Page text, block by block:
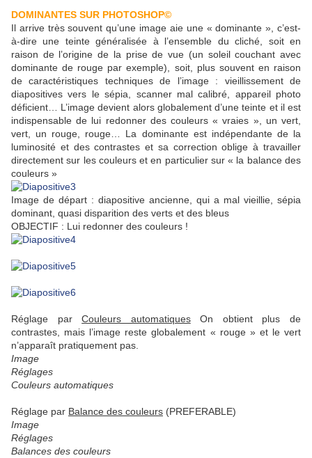
DOMINANTES SUR PHOTOSHOP©
Il arrive très souvent qu’une image aie une « dominante », c’est-
à-dire une teinte généralisée à l’ensemble du cliché, soit en
raison de l’origine de la prise de vue (un soleil couchant avec
dominante de rouge par exemple), soit, plus souvent en raison
de caractéristiques techniques de l’image : vieillissement de
diapositives vers le sépia, scanner mal calibré, appareil photo
déficient… L’image devient alors globalement d’une teinte et il est
indispensable de lui redonner des couleurs « vraies », un vert,
vert, un rouge, rouge… La dominante est indépendante de la
luminosité et des contrastes et sa correction oblige à travailler
directement sur les couleurs et en particulier sur « la balance des
couleurs »
Image de départ : diapositive ancienne, qui a mal vieillie, sépia
dominant, quasi disparition des verts et des bleus
OBJECTIF : Lui redonner des couleurs !
Réglage parCouleurs automatiquesOn obtient plus de
contrastes, mais l’image reste globalement « rouge » et le vert
n’apparaît pratiquement pas.
Image
Réglages
Couleurs automatiques
Réglage par Balance des couleurs (PREFERABLE)
Image
Réglages
Balances des couleurs